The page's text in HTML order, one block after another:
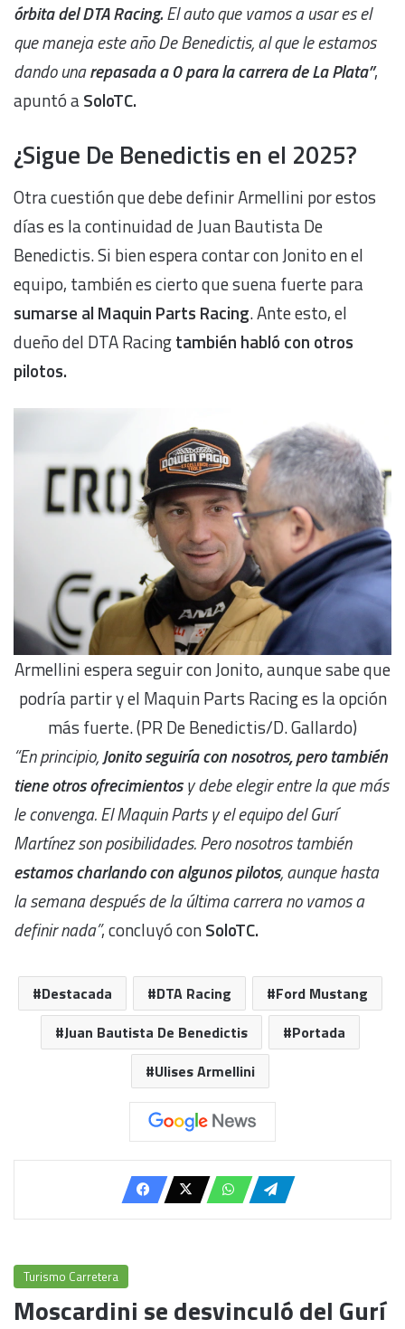
órbita del DTA Racing.El auto que vamos a usar es el
que maneja este año De Benedictis, al que le estamos
dando unarepasada a 0 para la carrera de La Plata”,
apuntó aSoloTC.
¿Sigue De Benedictis en el 2025?
Otra cuestión que debe definir Armellini por estos
días es la continuidad de Juan Bautista De
Benedictis. Si bien espera contar con Jonito en el
equipo, también es cierto que suena fuerte para
sumarse al Maquin Parts Racing. Ante esto, el
dueño del DTA Racingtambién habló con otros
pilotos.
Armellini espera seguir con Jonito, aunque sabe que
podría partir y el Maquin Parts Racing es la opción
más fuerte. (PR De Benedictis/D. Gallardo)
“En principio,Jonito seguiría con nosotros, pero también
tiene otros ofrecimientosy debe elegir entre la que más
le convenga. El Maquin Parts y el equipo del Gurí
Martínez son posibilidades. Pero nosotros también
estamos charlando con algunos pilotos, aunque hasta
la semana después de la última carrera no vamos a
definir nada”, concluyó conSoloTC.
Destacada DTA Racing
Ford Mustang
Juan Bautista De Benedictis
Portada
Ulises Armellini